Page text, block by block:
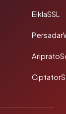
EiklaSSL